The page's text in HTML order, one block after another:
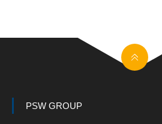
PSW GROUP